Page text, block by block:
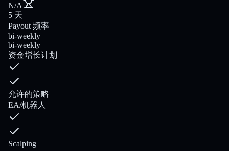
N/A
5 天
Payout 频率
bi-weekly
bi-weekly
资金增长计划
允许的策略
EA/机器人
Scalping